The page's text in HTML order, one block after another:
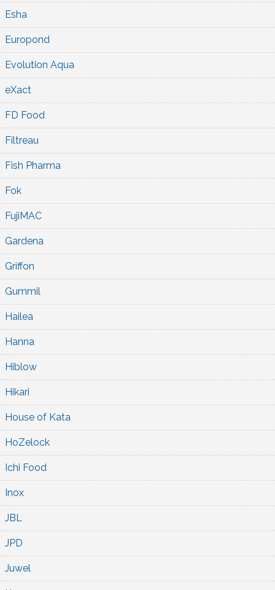
Esha
Europond
Evolution Aqua
eXact
FD Food
Filtreau
Fish Pharma
Fok
FujiMAC
Gardena
Griffon
Gummil
Hailea
Hanna
Hiblow
Hikari
House of Kata
HoZelock
Ichi Food
Inox
JBL
JPD
Juwel